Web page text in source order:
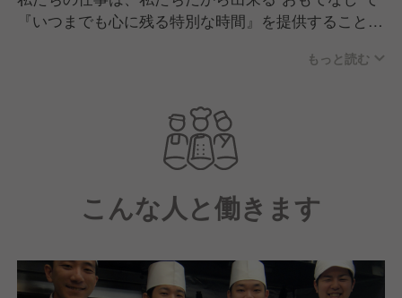
『いつまでも心に残る特別な時間』を提供すること。
く私たち自身が、笑顔で仕事を楽しむことが大切で
笑顔で仕事を楽しむことで、特別な時間を創っていき
もっと読む
こんな人と働きます